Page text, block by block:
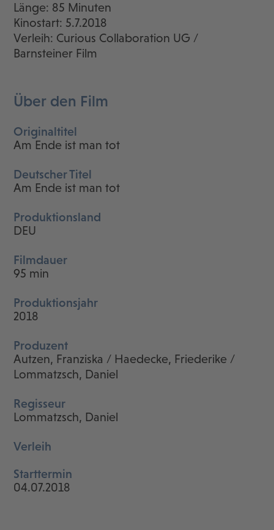
Länge: 85 Minuten
Kinostart: 5.7.2018
Verleih: Curious Collaboration UG /
Barnsteiner Film
Über den Film
Originaltitel
Am Ende ist man tot
Deutscher Titel
Am Ende ist man tot
Produktionsland
DEU
Filmdauer
95 min
Produktionsjahr
2018
Produzent
Autzen, Franziska / Haedecke, Friederike /
Lommatzsch, Daniel
Regisseur
Lommatzsch, Daniel
Verleih
Starttermin
04.07.2018